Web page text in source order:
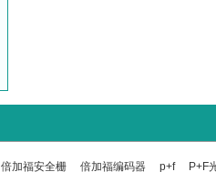
倍加福安全栅 倍加福编码器 p+f
P+F